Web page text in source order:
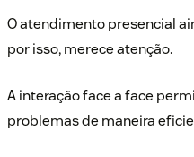
O atendimento presencial
por isso, merece atenção.
A interação face a face
problemas de maneira